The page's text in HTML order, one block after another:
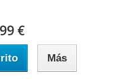
€
Más